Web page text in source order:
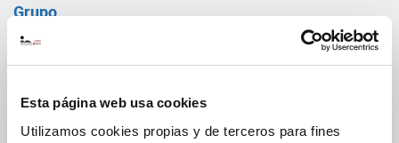
Esta página web usa cookies
Utilizamos cookies propias y de terceros para fines
Grupo
Mecanismos moleculares de la neurosecreción
(URL: https://in.umh-csic.es/grupo3892)